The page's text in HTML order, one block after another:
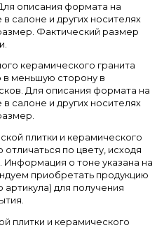
описания формата на
в салоне и других носителях
Фактический размер
керамического гранита
в меньшую сторону в
Для описания формата на
в салоне и других носителях
плитки и керамического
отличаться по цвету, исходя
Информация о тоне указана на
приобретать продукцию
артикула) для получения
плитки и керамического